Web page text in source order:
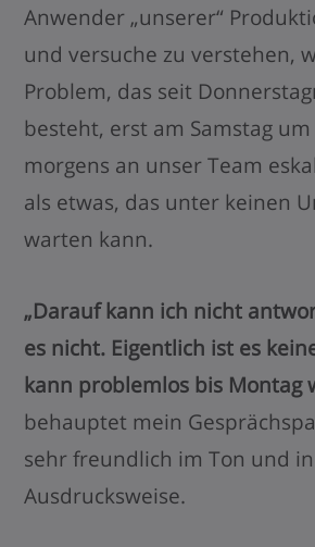
Anwender „unserer“
und versuche zu verstehen,
Problem, das seit
besteht, erst am Samstag
morgens an unser Team
als etwas, das unter keinen
warten kann.
„Darauf kann ich nicht
es nicht. Eigentlich ist es
kann problemlos bis Montag
behauptet mein
sehr freundlich im Ton und
Ausdrucksweise.